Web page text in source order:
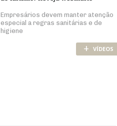
Empresários devem manter atenção
especial a regras sanitárias e de
higiene
+ VÍDEOS